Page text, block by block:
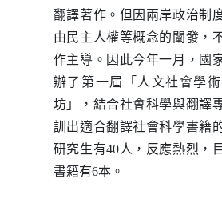
翻譯著作。但因兩岸政治制
由民主人權等概念的闡發，
作主導。因此今年一月，國
辦了第一屆「人文社會學
坊」，結合社會科學與翻譯
訓出適合翻譯社會科學書籍
研究生有40人，反應熱烈，
書籍有6本。